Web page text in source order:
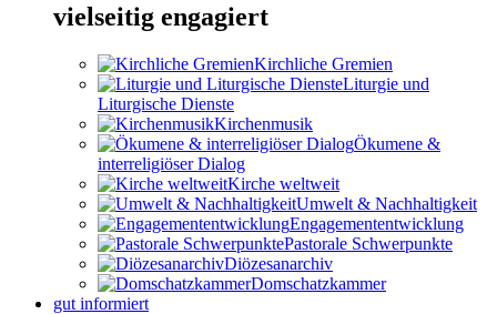
vielseitig engagiert
Kirchliche Gremien
Liturgie und
Liturgische Dienste
Kirchenmusik
Ökumene &
interreligiöser Dialog
Kirche weltweit
Umwelt & Nachhaltigkeit
Engagemententwicklung
Pastorale Schwerpunkte
Diözesanarchiv
Domschatzkammer
gut informiert